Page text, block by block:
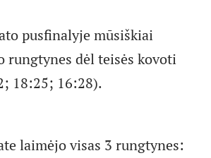
pusfinalyje mūsiškiai
dėl teisės kovoti
18:25; 16:28).
laimėjo visas 3 rungtynes: